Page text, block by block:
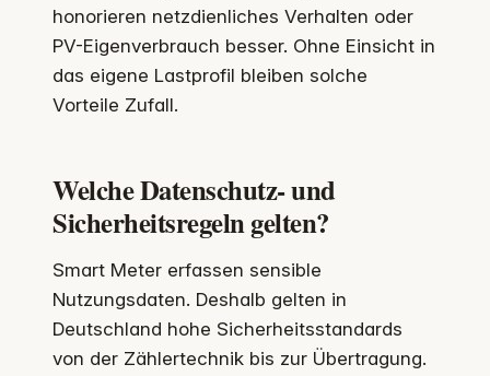
honorieren netzdienliches Verhalten oder
PV-Eigenverbrauch besser. Ohne Einsicht in
das eigene Lastprofil bleiben solche
Vorteile Zufall.
Welche Datenschutz- und
Sicherheitsregeln gelten?
Smart Meter erfassen sensible
Nutzungsdaten. Deshalb gelten in
Deutschland hohe Sicherheitsstandards
von der Zählertechnik bis zur Übertragung.